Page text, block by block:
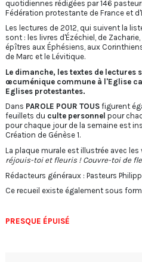
quotidiennes rédigées par 146
Fédération protestante de France et
Les lectures de 2012, qui suivent la
sont : les livres d'Ézéchiel, de
épîtres aux Éphésiens, aux
de Marc et le Lévitique.
Le dimanche, les textes de lectures
œcuménique commune à l'Eglise
Eglises protestantes.
Dans PAROLE POUR TOUS figurent
feuillets du culte personnel pour
pour chaque jour de la semaine est
Création de Génèse 1.
La plaque murale est illustrée avec les
réjouis-toi et fleuris ! Couvre-toi de
Rédacteurs généraux : Pasteurs
Ce recueil existe également sous
PRESQUE ÉPUISÉ